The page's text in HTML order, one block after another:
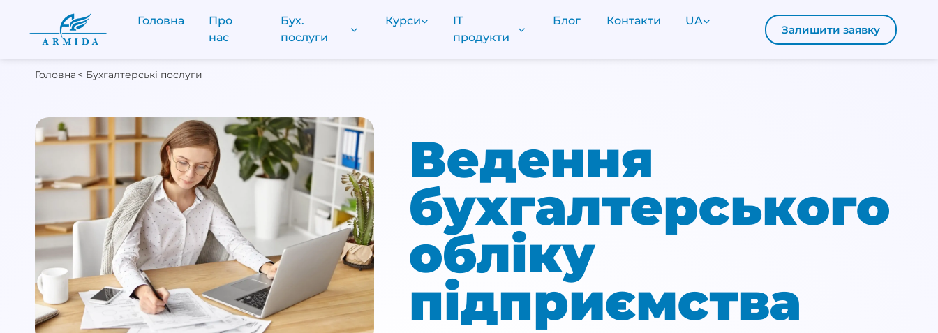
Головна
Про
нас
Бух.
послуги
Курси
IT
продукти
Блог Контакти UA
Залишити заявку
Головна < Бухгалтерські послуги
Ведення
бухгалтерського
обліку
підприємства